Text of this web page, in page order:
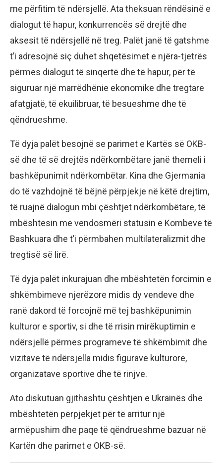
me përfitim të ndërsjellë. Ata theksuan rëndësinë e
dialogut të hapur, konkurrencës së drejtë dhe
aksesit të ndërsjellë në treg. Palët janë të gatshme
t’i adresojnë siç duhet shqetësimet e njëra-tjetrës
përmes dialogut të sinqertë dhe të hapur, për të
siguruar një marrëdhënie ekonomike dhe tregtare
afatgjatë, të ekuilibruar, të besueshme dhe të
qëndrueshme.
Të dyja palët besojnë se parimet e Kartës së OKB-
së dhe të së drejtës ndërkombëtare janë themeli i
bashkëpunimit ndërkombëtar. Kina dhe Gjermania
do të vazhdojnë të bëjnë përpjekje në këtë drejtim,
të ruajnë dialogun mbi çështjet ndërkombëtare, të
mbështesin me vendosmëri statusin e Kombeve të
Bashkuara dhe t’i përmbahen multilateralizmit dhe
tregtisë së lirë.
Të dyja palët inkurajuan dhe mbështetën forcimin e
shkëmbimeve njerëzore midis dy vendeve dhe
ranë dakord të forcojnë më tej bashkëpunimin
kulturor e sportiv, si dhe të rrisin mirëkuptimin e
ndërsjellë përmes programeve të shkëmbimit dhe
vizitave të ndërsjella midis figurave kulturore,
organizatave sportive dhe të rinjve.
Ato diskutuan gjithashtu çështjen e Ukrainës dhe
mbështetën përpjekjet për të arritur një
armëpushim dhe paqe të qëndrueshme bazuar në
Kartën dhe parimet e OKB-së.